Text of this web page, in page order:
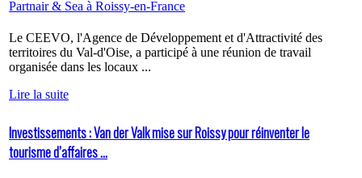
Le CEEVO, l'Agence de Développement et d'Attractivité des
territoires du Val-d'Oise, a participé à une réunion de travail
organisée dans les locaux ...
Lire la suite
Investissements : Van der Valk mise sur Roissy pour réinventer le
tourisme d’affaires ...